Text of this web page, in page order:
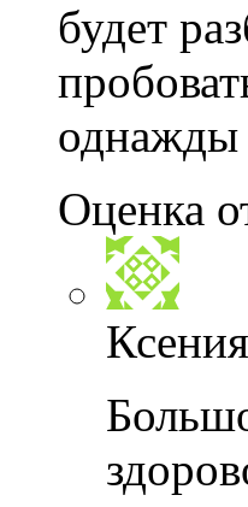
будет
однажды
Оценка
Ксения